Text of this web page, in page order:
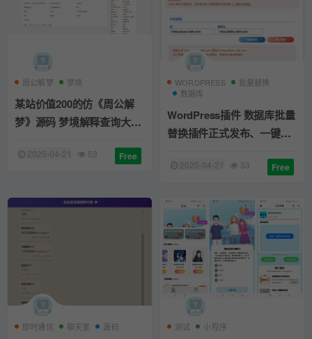
周公解梦 梦境
某站价值200的仿《周公解
梦》源码 梦境解释查询大全
2025-04-21 53 Free
WORDPRESS
批量替换
数据库
WordPress插件 数据库批量
替换插件正式发布、一键换
2025-04-21 33 Free
即时通讯 聊天室 源码 测试 小程序